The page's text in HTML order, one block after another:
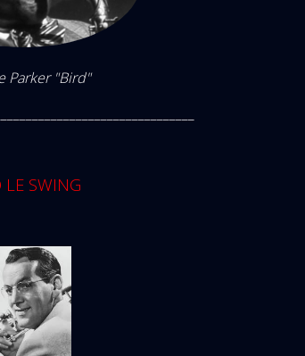
Parker "Bird"
LE SWING